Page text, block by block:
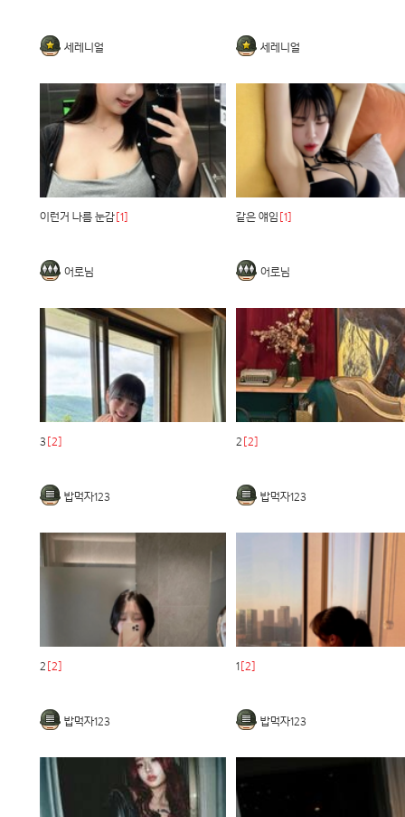
세레니얼 세레니얼
이런거 나름 눈감 [1]
어로님
같은 얘임 [1]
어로님
3 [2]
밥먹자123
2 [2]
밥먹자123
2 [2]
밥먹자123
1 [2]
밥먹자123